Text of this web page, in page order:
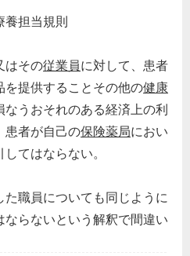
養担当規則
はその従業員に対して、患者
を提供することその他の健康
うおそれのある経済上の利
患者が自己の保険薬局におい
てはならない。
職員についても同じように
ならないという解釈で間違い